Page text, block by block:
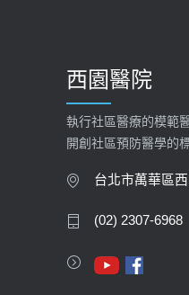
【快速肝癌篩檢
2026-02-06
大吃大喝、肥胖
膽息肉如何處理
2023-09-27
西園醫院
執行社區醫療的模範
開創社區預防醫學的
台北市萬華區
(02) 2307-6968